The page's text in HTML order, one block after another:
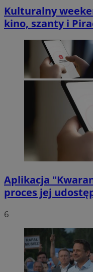
Kulturalny
kino, szanty i
Aplikacja
proces jej
6